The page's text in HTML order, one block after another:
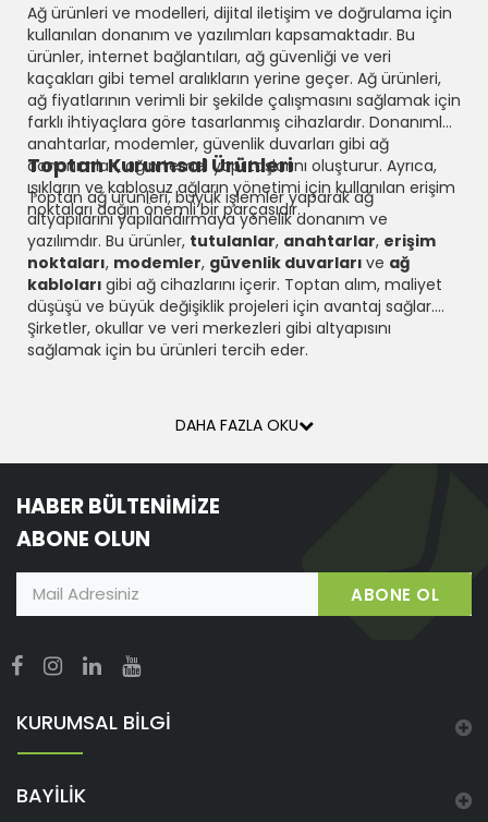
Ağ ürünleri ve modelleri, dijital iletişim ve doğrulama için
kullanılan donanım ve yazılımları kapsamaktadır. Bu
ürünler, internet bağlantıları, ağ güvenliği ve veri
kaçakları gibi temel aralıkların yerine geçer. Ağ ürünleri,
ağ fiyatlarının verimli bir şekilde çalışmasını sağlamak için
farklı ihtiyaçlara göre tasarlanmış cihazlardır. Donanımlar,
anahtarlar, modemler, güvenlik duvarları gibi ağ
donanımları, ağın temel yapı taşlarını oluşturur. Ayrıca,
ışıkların ve kablosuz ağların yönetimi için kullanılan erişim
noktaları dağın önemli bir parçasıdır.
Toptan Kurumsal Ürünleri
Toptan ağ ürünleri, büyük işlemler yaparak ağ
altyapılarını yapılandırmaya yönelik donanım ve
yazılımdır. Bu ürünler, tutulanlar, anahtarlar, erişim
noktaları, modemler, güvenlik duvarları ve ağ
kabloları gibi ağ cihazlarını içerir. Toptan alım, maliyet
düşüşü ve büyük değişiklik projeleri için avantaj sağlar.
Şirketler, okullar ve veri merkezleri gibi altyapısını
sağlamak için bu ürünleri tercih eder.
DAHA FAZLA OKU
HABER BÜLTENİMİZE
ABONE OLUN
ABONE OL
KURUMSAL BİLGİ
BAYİLİK